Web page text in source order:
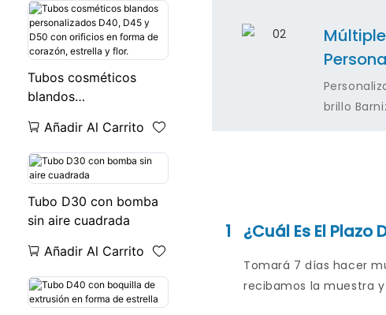
brillo
1 ¿Cuál Es El Plazo
Tomará 7 días hacer
recibamos la muestra
Tubos cosméticos
blandos
D45 y D50 con
orificios en forma de
corazón, estrella y flor.
Añadir Al Carrito
Tubo D30 con bomba
sin aire cuadrada
Añadir Al Carrito